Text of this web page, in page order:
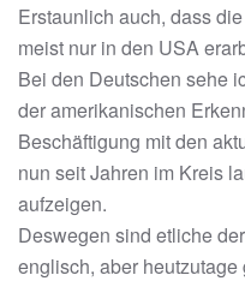
Erstaunlich auch, dass
meist nur in den USA
Bei den Deutschen sehe
der amerikanischen
Beschäftigung mit den
nun seit Jahren im Kreis
aufzeigen.
Deswegen sind etliche
englisch, aber